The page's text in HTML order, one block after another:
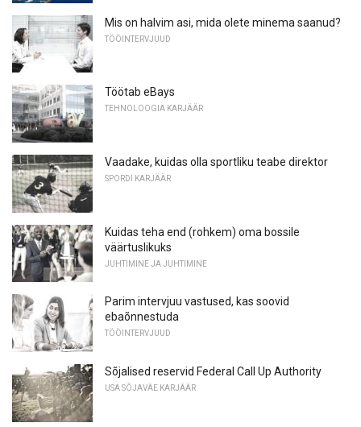
Mis on halvim asi, mida olete minema saanud?
TÖÖINTERVJUUD
Töötab eBays
TEHNOLOOGIA KARJÄÄR
Vaadake, kuidas olla sportliku teabe direktor
SPORDI KARJÄÄR
Kuidas teha end (rohkem) oma bossile
väärtuslikuks
JUHTIMINE JA JUHTIMINE
Parim intervjuu vastused, kas soovid
ebaõnnestuda
TÖÖINTERVJUUD
Sõjalised reservid Federal Call Up Authority
USA SÕJAVÄE KARJÄÄR